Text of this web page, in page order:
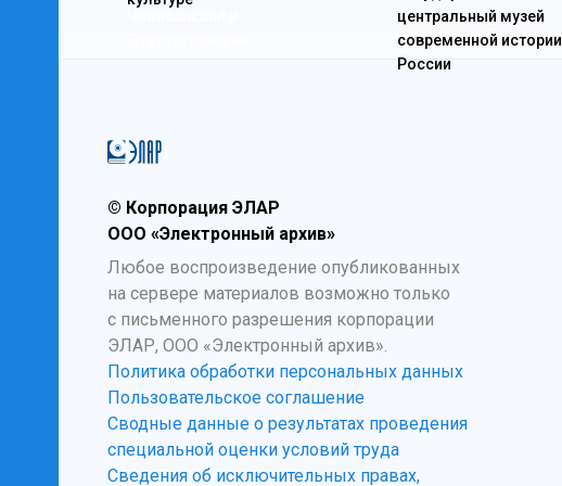
центральный музей
современной истории
России
© Корпорация ЭЛАР
ООО «Электронный архив»
Любое воспроизведение опубликованных
на сервере материалов возможно только
с письменного разрешения корпорации
ЭЛАР, ООО «Электронный архив».
Политика обработки персональных данных
Пользовательское соглашение
Сводные данные о результатах проведения
специальной оценки условий труда
Сведения об исключительных правах,